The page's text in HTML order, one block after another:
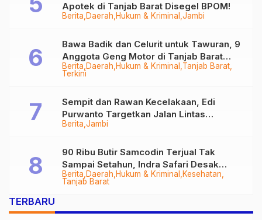
Berita Daerah Hukum & Kriminal Jambi
Apotek di Tanjab Barat Disegel BPOM!
Berita Daerah Hukum & Kriminal Tanjab Barat
Terkini
Bawa Badik dan Celurit untuk Tawuran, 9
Anggota Geng Motor di Tanjab Barat
Diringkus
Berita Jambi
Sempit dan Rawan Kecelakaan, Edi
Purwanto Targetkan Jalan Lintas
Tungkal-Jambi Mulus di 2028
Berita Daerah Hukum & Kriminal
Kesehatan
Tanjab Barat
90 Ribu Butir Samcodin Terjual Tak
Sampai Setahun, Indra Safari Desak
Audit Menyeluruh
TERBARU